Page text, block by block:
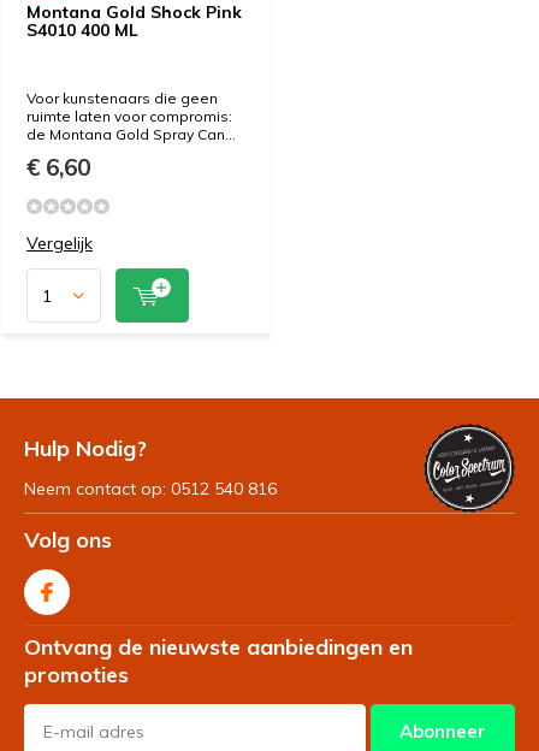
Montana Gold Shock Pink
S4010 400 ML
Voor kunstenaars die geen
ruimte laten voor compromis:
de Montana Gold Spray Can...
€ 6,60
Vergelijk
Hulp Nodig?
Neem contact op: 0512 540 816
Volg ons
Ontvang de nieuwste aanbiedingen en
promoties
Abonneer